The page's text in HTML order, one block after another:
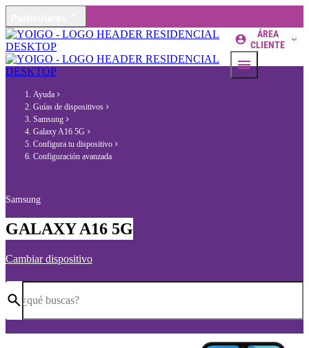
ÁREA
CLIENTE
Ayuda
Guías de dispositivos
Samsung
Galaxy A16 5G
Configura tu dispositivo
Configuración avanzada
Samsung
GALAXY A16 5G
Cambiar dispositivo
¿qué buscas?